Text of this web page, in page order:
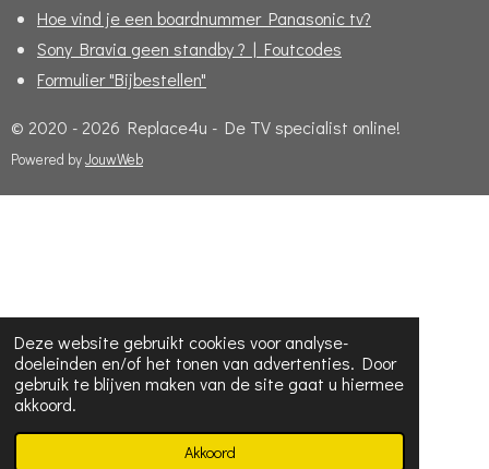
Deze website gebruikt cookies voor analyse-
doeleinden en/of het tonen van advertenties. Door
gebruik te blijven maken van de site gaat u hiermee
akkoord.
Akkoord
Hoe vind je een boardnummer Panasonic tv?
Sony Bravia geen standby ? | Foutcodes
Formulier "Bijbestellen"
© 2020 - 2026 Replace4u - De TV specialist online!
Powered byJouwWeb